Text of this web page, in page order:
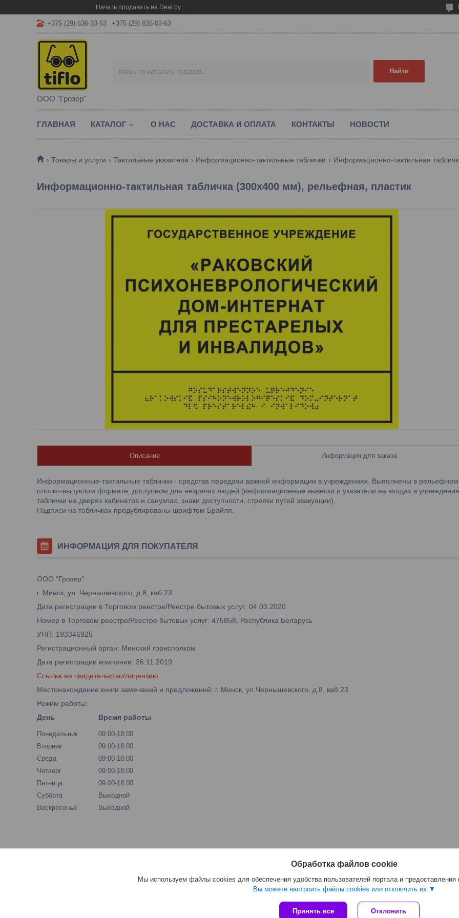
Начать продавать на Deal.by
+375 (29) 636-33-53 +375 (29) 835-03-63
ООО "Грозер"
Найти
ГЛАВНАЯ КАТАЛОГ О НАС ДОСТАВКА И ОПЛАТА КОНТАКТЫ НОВОСТИ
Товары и услуги Тактильные указатели Информационно-тактильные таблички Информационно-тактильная
Информационно-тактильная табличка (300x400 мм), рельефная, пластик
Описание Информация для заказа
Информационные-тактильные таблички - средства передачи важной информации в учреждениях. Выполнены в рельефном
плоско-выпуклом формате, доступном для незрячих людей (информационные вывески и указатели на входах в
таблички на дверях кабинетов и санузлах, знаки доступности, стрелки путей эвакуации).
Надписи на табличках продублированы шрифтом Брайля.
ИНФОРМАЦИЯ ДЛЯ ПОКУПАТЕЛЯ
ООО "Грозер"
г. Минск, ул. Чернышевского, д.8, каб.23
Дата регистрации в Торговом реестре/Реестре бытовых услуг: 04.03.2020
Номер в Торговом реестре/Реестре бытовых услуг: 475858, Республика Беларусь
УНП: 193346925
Регистрационный орган: Минский горисполком
Дата регистрации компании: 26.11.2019
Ссылка на свидетельство/лицензию
Местонахождение книги замечаний и предложений: г. Минск, ул.Чернышевского, д.8, каб.23
Режим работы:
День
Время работы
Понедельник
09:00-18:00
Вторник
09:00-18:00
Среда
09:00-18:00
Четверг
09:00-18:00
Пятница
09:00-18:00
Суббота
Выходной
Воскресенье
Выходной
Сайт создан на платформе Deal.by
Обработка файлов cookie
Мы используем файлы cookies для обеспечения удобства пользователей портала и
Вы можете настроить файлы cookies или отключить их.
Принять все Отклонить